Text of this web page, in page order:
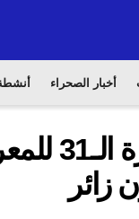
أخبار الصحراء
اختتام
زائر